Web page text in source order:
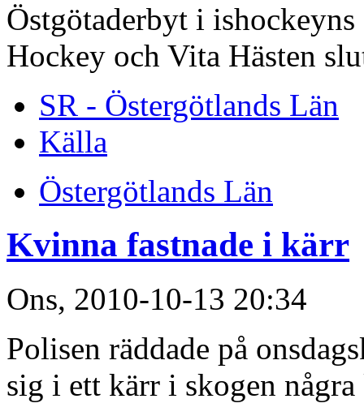
Östgötaderbyt i
Hockey och Vita Hästen
SR - Östergötlands Län
Källa
Östergötlands Län
Kvinna fastnade i kärr
Ons, 2010-10-13 20:34
Polisen räddade på
sig i ett kärr i skogen